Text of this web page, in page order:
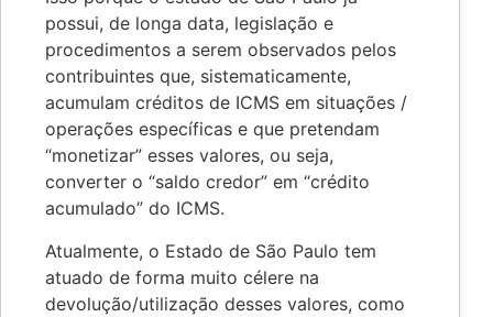
possui, de longa data, legislação e
procedimentos a serem observados pelos
contribuintes que, sistematicamente,
acumulam créditos de ICMS em situações /
operações específicas e que pretendam
“monetizar” esses valores, ou seja,
converter o “saldo credor” em “crédito
acumulado” do ICMS.
Atualmente, o Estado de São Paulo tem
atuado de forma muito célere na
devolução/utilização desses valores, como